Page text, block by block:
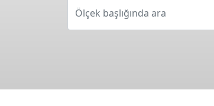
Ölçek başlığında ara